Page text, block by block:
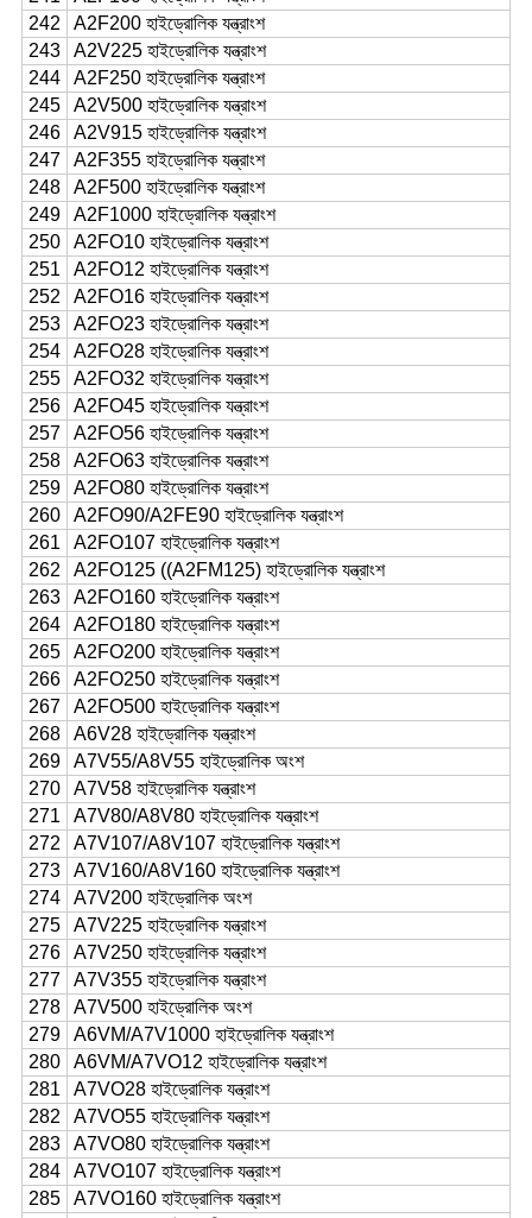
242
A2F200 হাইড্রোলিক যন্ত্রাংশ
243
A2V225 হাইড্রোলিক যন্ত্রাংশ
244
A2F250 হাইড্রোলিক যন্ত্রাংশ
245
A2V500 হাইড্রোলিক যন্ত্রাংশ
246
A2V915 হাইড্রোলিক যন্ত্রাংশ
247
A2F355 হাইড্রোলিক যন্ত্রাংশ
248
A2F500 হাইড্রোলিক যন্ত্রাংশ
249
A2F1000 হাইড্রোলিক যন্ত্রাংশ
250
A2FO10 হাইড্রোলিক যন্ত্রাংশ
251
A2FO12 হাইড্রোলিক যন্ত্রাংশ
252
A2FO16 হাইড্রোলিক যন্ত্রাংশ
253
A2FO23 হাইড্রোলিক যন্ত্রাংশ
254
A2FO28 হাইড্রোলিক যন্ত্রাংশ
255
A2FO32 হাইড্রোলিক যন্ত্রাংশ
256
A2FO45 হাইড্রোলিক যন্ত্রাংশ
257
A2FO56 হাইড্রোলিক যন্ত্রাংশ
258
A2FO63 হাইড্রোলিক যন্ত্রাংশ
259
A2FO80 হাইড্রোলিক যন্ত্রাংশ
260
A2FO90/A2FE90 হাইড্রোলিক যন্ত্রাংশ
261
A2FO107 হাইড্রোলিক যন্ত্রাংশ
262
A2FO125 ((A2FM125) হাইড্রোলিক যন্ত্রাংশ
263
A2FO160 হাইড্রোলিক যন্ত্রাংশ
264
A2FO180 হাইড্রোলিক যন্ত্রাংশ
265
A2FO200 হাইড্রোলিক যন্ত্রাংশ
266
A2FO250 হাইড্রোলিক যন্ত্রাংশ
267
A2FO500 হাইড্রোলিক যন্ত্রাংশ
268
A6V28 হাইড্রোলিক যন্ত্রাংশ
269
A7V55/A8V55 হাইড্রোলিক অংশ
270
A7V58 হাইড্রোলিক যন্ত্রাংশ
271
A7V80/A8V80 হাইড্রোলিক যন্ত্রাংশ
272
A7V107/A8V107 হাইড্রোলিক যন্ত্রাংশ
273
A7V160/A8V160 হাইড্রোলিক যন্ত্রাংশ
274
A7V200 হাইড্রোলিক অংশ
275
A7V225 হাইড্রোলিক যন্ত্রাংশ
276
A7V250 হাইড্রোলিক যন্ত্রাংশ
277
A7V355 হাইড্রোলিক যন্ত্রাংশ
278
A7V500 হাইড্রোলিক অংশ
279
A6VM/A7V1000 হাইড্রোলিক যন্ত্রাংশ
280
A6VM/A7VO12 হাইড্রোলিক যন্ত্রাংশ
281
A7VO28 হাইড্রোলিক যন্ত্রাংশ
282
A7VO55 হাইড্রোলিক যন্ত্রাংশ
283
A7VO80 হাইড্রোলিক যন্ত্রাংশ
284
A7VO107 হাইড্রোলিক যন্ত্রাংশ
285
A7VO160 হাইড্রোলিক যন্ত্রাংশ